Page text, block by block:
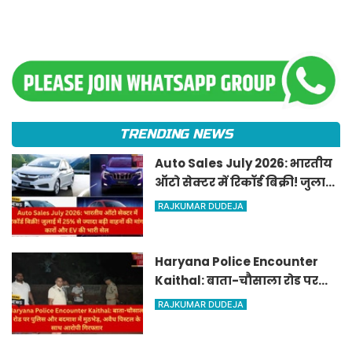
TRENDING NEWS
Auto Sales July 2026: भारतीय
ऑटो सेक्टर में रिकॉर्ड बिक्री! जुलाई
में 25% से ज्यादा बढ़ी वाहनों की
RAJKUMAR DUDEJA
Haryana Police Encounter
Kaithal: बाता-चौसाला रोड पर
पुलिस और बदमाश में मुठभेड़, अवैध
RAJKUMAR DUDEJA